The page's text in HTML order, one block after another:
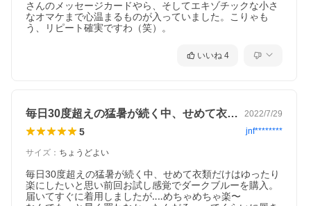
さんのメッセージカードやら、そしてエキゾチックな小さ
なオマケまで心温まるものが入っていました。こりゃも
う、リピート確実ですわ（笑）。
いいね 4
毎日30度超えの猛暑が続く中、せめて衣… 2022/7/29
5 jnf********
サイズ ： ちょうどよい
毎日30度超えの猛暑が続く中、せめて衣類だけはゆったり
楽にしたいと思い前回お試し感覚でダークブルーを購入。
届いてすぐに着用しましたが‥‥めちゃめちゃ楽〜